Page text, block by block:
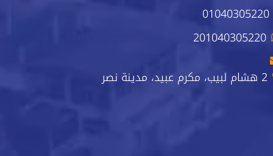
01040305220
201040305220
2 هشام لبيب، مكرم عبيد، مدينة نصر